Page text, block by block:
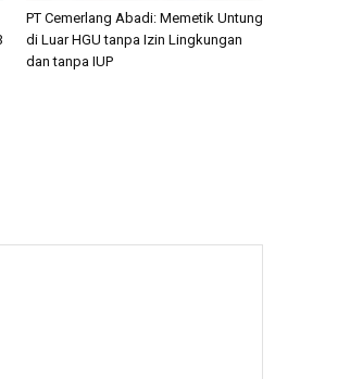
PT Cemerlang Abadi: Memetik Untung
di Luar HGU tanpa Izin Lingkungan
dan tanpa IUP